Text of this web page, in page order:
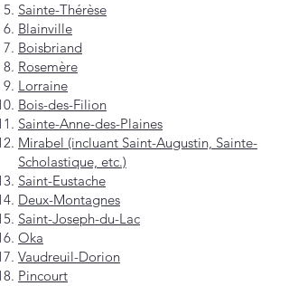
Sainte-Thérèse
Blainville
Boisbriand
Rosemère
Lorraine
Bois-des-Filion
Sainte-Anne-des-Plaines
Mirabel (incluant Saint-Augustin, Sainte-
Scholastique, etc.)
Saint-Eustache
Deux-Montagnes
Saint-Joseph-du-Lac
Oka
Vaudreuil-Dorion
Pincourt